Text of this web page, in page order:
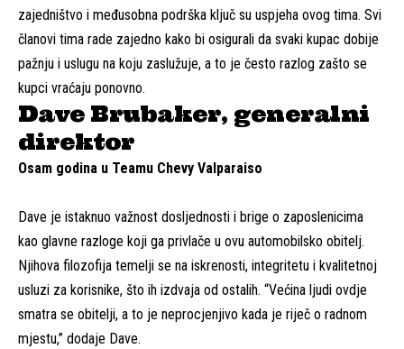
zajedništvo i međusobna podrška ključ su uspjeha ovog tima. Svi
članovi tima rade zajedno kako bi osigurali da svaki kupac dobije
pažnju i uslugu na koju zaslužuje, a to je često razlog zašto se
kupci vraćaju ponovno.
Dave Brubaker, generalni
direktor
Osam godina u Teamu Chevy Valparaiso
Dave je istaknuo važnost dosljednosti i brige o zaposlenicima
kao glavne razloge koji ga privlače u ovu automobilsko obitelj.
Njihova filozofija temelji se na iskrenosti, integritetu i kvalitetnoj
usluzi za korisnike, što ih izdvaja od ostalih. “Većina ljudi ovdje
smatra se obitelji, a to je neprocjenjivo kada je riječ o radnom
mjestu,” dodaje Dave.